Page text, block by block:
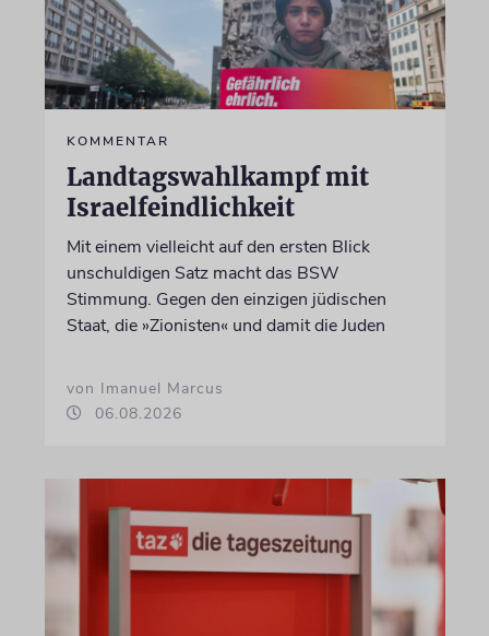
KOMMENTAR
Landtagswahlkampf mit
Israelfeindlichkeit
Mit einem vielleicht auf den ersten Blick
unschuldigen Satz macht das BSW
Stimmung. Gegen den einzigen jüdischen
Staat, die »Zionisten« und damit die Juden
von Imanuel Marcus
06.08.2026